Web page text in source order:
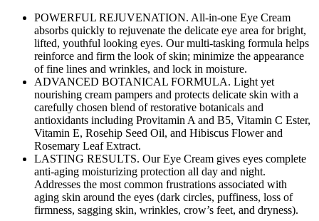
POWERFUL REJUVENATION. All-in-one Eye Cream
absorbs quickly to rejuvenate the delicate eye area for bright,
lifted, youthful looking eyes. Our multi-tasking formula helps
reinforce and firm the look of skin; minimize the appearance
of fine lines and wrinkles, and lock in moisture.
ADVANCED BOTANICAL FORMULA. Light yet
nourishing cream pampers and protects delicate skin with a
carefully chosen blend of restorative botanicals and
antioxidants including Provitamin A and B5, Vitamin C Ester,
Vitamin E, Rosehip Seed Oil, and Hibiscus Flower and
Rosemary Leaf Extract.
LASTING RESULTS. Our Eye Cream gives eyes complete
anti-aging moisturizing protection all day and night.
Addresses the most common frustrations associated with
aging skin around the eyes (dark circles, puffiness, loss of
firmness, sagging skin, wrinkles, crow’s feet, and dryness).